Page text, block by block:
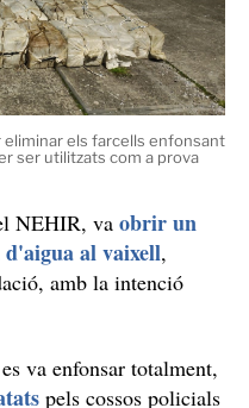
els farcells enfonsant
ser utilitzats com a prova
NEHIR, va obrir un
al vaixell,
amb la intenció
va enfonsar totalment,
pels cossos policials